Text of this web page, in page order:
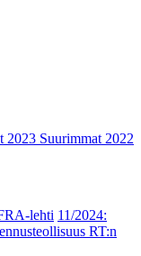
2023 Suurimmat 2022
lehti 11/2024:
RT:n